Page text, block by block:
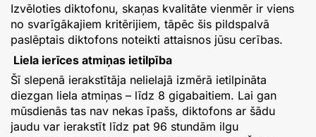
Izvēloties diktofonu, skaņas kvalitāte vienmēr ir viens
no svarīgākajiem kritērijiem, tāpēc šis pildspalvā
paslēptais diktofons noteikti attaisnos jūsu cerības.
Liela ierīces atmiņas ietilpība
Šī slepenā ierakstītāja nelielajā izmērā ietilpināta
diezgan liela atmiņas – līdz 8 gigabaitiem. Lai gan
mūsdienās tas nav nekas īpašs, diktofons ar šādu
jaudu var ierakstīt līdz pat 96 stundām ilgu